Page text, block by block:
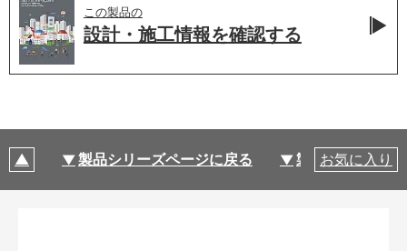
この製品の
設計・施工情報を確認する
製品シリーズページに戻る 製品仕様
お気に入り